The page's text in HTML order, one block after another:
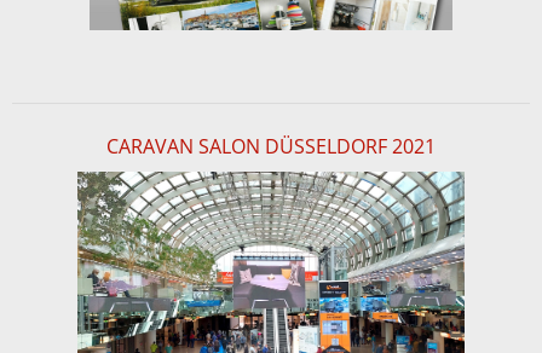
CARAVAN SALON DÜSSELDORF 2021